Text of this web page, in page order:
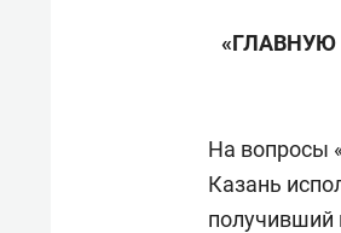
«ГЛАВНУЮ
На вопросы
Казань
получивший